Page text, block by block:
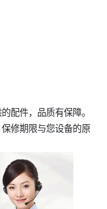
配件，品质有保障。
修期限与您设备的原